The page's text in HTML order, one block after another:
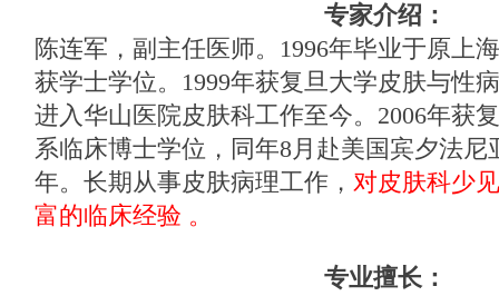
专家介绍：
陈连军，副主任医师。1996年毕业于原上
获学士学位。1999年获复旦大学皮肤与性
进入华山医院皮肤科工作至今。2006年获
系临床博士学位，同年8月赴美国宾夕法
年。长期从事皮肤病理工作， 对皮肤科少
富的临床经验 。
专业擅长：